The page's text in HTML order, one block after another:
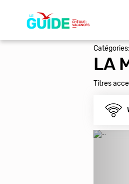
Catégories:
LA
Titres